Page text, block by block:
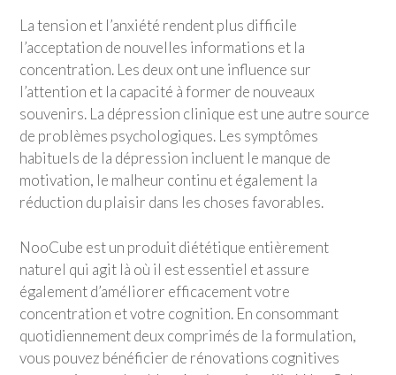
La tension et l’anxiété rendent plus difficile
l’acceptation de nouvelles informations et la
concentration. Les deux ont une influence sur
l’attention et la capacité à former de nouveaux
souvenirs. La dépression clinique est une autre source
de problèmes psychologiques. Les symptômes
habituels de la dépression incluent le manque de
motivation, le malheur continu et également la
réduction du plaisir dans les choses favorables.
NooCube est un produit diététique entièrement
naturel qui agit là où il est essentiel et assure
également d’améliorer efficacement votre
concentration et votre cognition. En consommant
quotidiennement deux comprimés de la formulation,
vous pouvez bénéficier de rénovations cognitives